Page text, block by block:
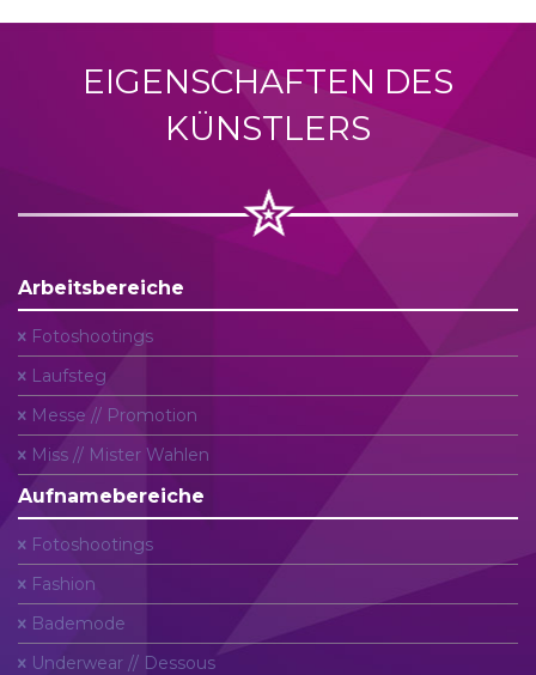
EIGENSCHAFTEN DES
KÜNSTLERS
Arbeitsbereiche
Fotoshootings
Laufsteg
Messe // Promotion
Miss // Mister Wahlen
Aufnamebereiche
Fotoshootings
Fashion
Bademode
Underwear // Dessous